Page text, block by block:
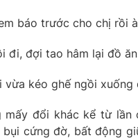
báo trước cho chị rồi
đi, đợi tao hâm lại đồ
vừa kéo ghế ngồi
mấy đổi khác kể từ
cứng đờ, bất động